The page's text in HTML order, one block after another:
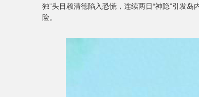
独”头目赖清德陷入恐慌，连续两日“神隐”引发
险。